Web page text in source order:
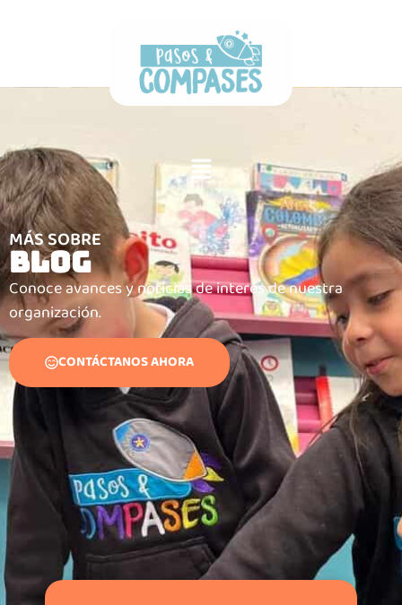
MÁS SOBRE
BLOG
Conoce avances y noticias de interés de nuestra
organización.
CONTÁCTANOS AHORA